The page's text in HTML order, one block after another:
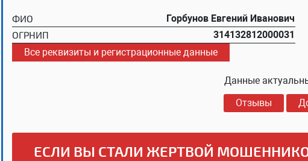
ФИО
Горбунов Евгений Иванович
ОГРНИП
314132812000031
Все реквизиты и регистрационные данные
Данные
Отзывы
ЕСЛИ ВЫ СТАЛИ ЖЕРТВОЙ